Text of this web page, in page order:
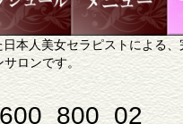
日本人美女セラピストによる
サロンです。
600_800_02